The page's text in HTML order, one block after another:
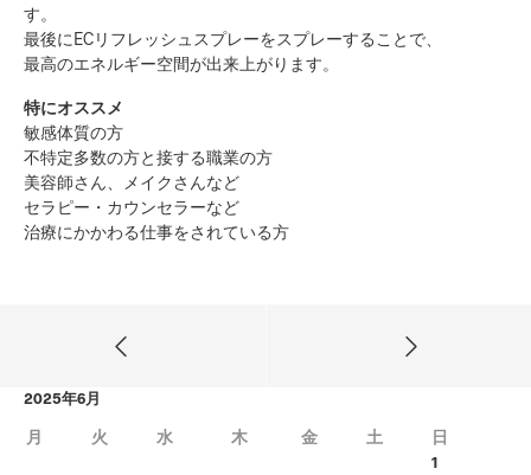
す。
最後にECリフレッシュスプレーをスプレーすることで、
最高のエネルギー空間が出来上がります。
特にオススメ
敏感体質の方
不特定多数の方と接する職業の方
美容師さん、メイクさんなど
セラピー・カウンセラーなど
治療にかかわる仕事をされている方
2025年6月
月 火 水 木 金 土 日
1